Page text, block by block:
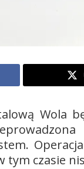
Wola
tym czasie